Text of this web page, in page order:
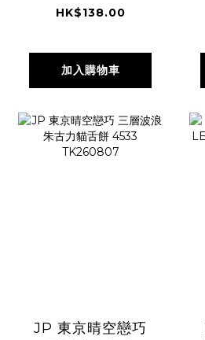
重功效牙齦修護型
5920 TK1260807
HK$138.00
加入購物車
JP 東京晴空戀巧